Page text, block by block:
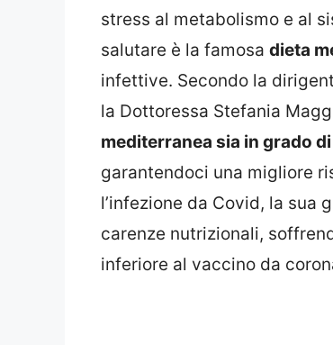
stress al metabolismo e al
salutare è la famosa dieta
infettive. Secondo la
la Dottoressa Stefania
mediterranea sia in grado
garantendoci una migliore
l’infezione da Covid, la sua
carenze nutrizionali,
inferiore al vaccino da